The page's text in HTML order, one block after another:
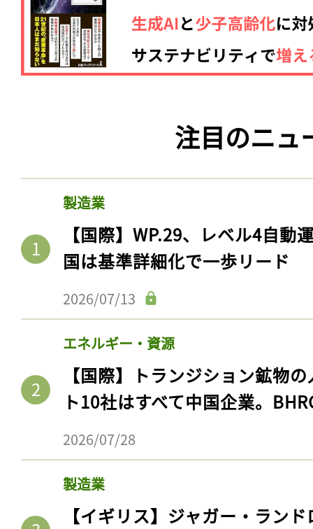
注目のニュ
製造業
【国際】WP.29、レベル4自動
国は基準詳細化で一歩リード
2026/07/13
エネルギー・資源
【国際】トランジション鉱物
ト10社はすべて中国企業。
2026/07/28
製造業
【イギリス】ジャガー・ラン
ログイン
会員登録